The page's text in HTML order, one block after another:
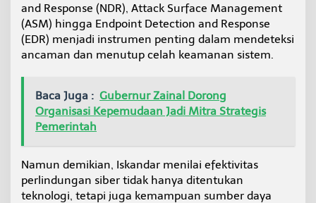
and Response (NDR), Attack Surface Management
(ASM) hingga Endpoint Detection and Response
(EDR) menjadi instrumen penting dalam mendeteksi
ancaman dan menutup celah keamanan sistem.
Baca Juga : Gubernur Zainal Dorong
Organisasi Kepemudaan Jadi Mitra Strategis
Pemerintah
Namun demikian, Iskandar menilai efektivitas
perlindungan siber tidak hanya ditentukan
teknologi, tetapi juga kemampuan sumber daya